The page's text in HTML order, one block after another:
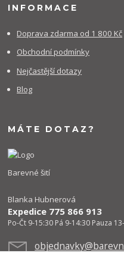
INFORMACE
Doprava zdarma od 1 800 Kč
Obchodní podmínky
Nejčastější dotazy
Blog
MÁTE DOTAZ?
Barevné šití
Blanka Hubnerová
Expedice 775 866 913
Po-Čt 9-15:30 Pá 9-14:30 Pauza